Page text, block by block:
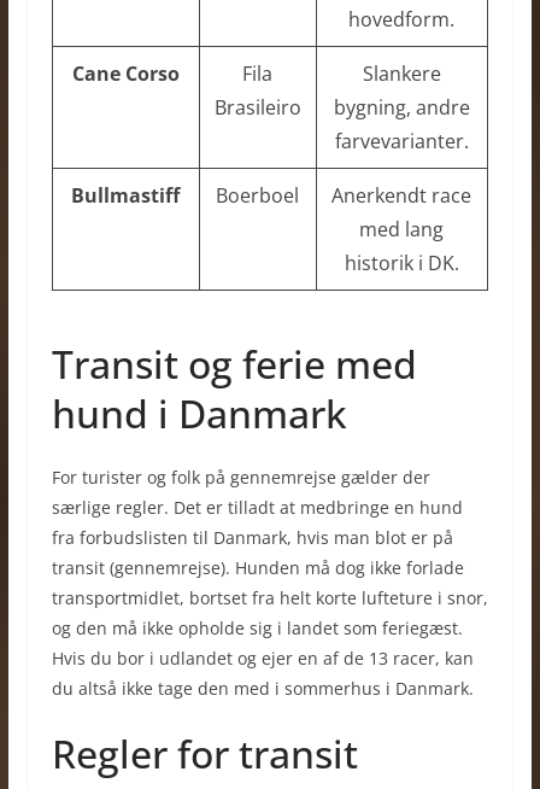
hovedform.
Cane Corso
Fila
Brasileiro
Slankere
bygning, andre
farvevarianter.
Bullmastiff Boerboel
Anerkendt race
med lang
historik i DK.
Transit og ferie med
hund i Danmark
For turister og folk på gennemrejse gælder der
særlige regler. Det er tilladt at medbringe en hund
fra forbudslisten til Danmark, hvis man blot er på
transit (gennemrejse). Hunden må dog ikke forlade
transportmidlet, bortset fra helt korte lufteture i snor,
og den må ikke opholde sig i landet som feriegæst.
Hvis du bor i udlandet og ejer en af de 13 racer, kan
du altså ikke tage den med i sommerhus i Danmark.
Regler for transit